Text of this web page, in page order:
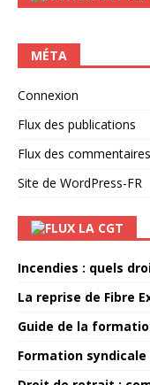
MÉTA
Connexion
Flux des publications
Flux des commentaires
Site de WordPress-FR
LA CGT
Incendies : quels
La reprise de Fibre
Guide de la
Formation